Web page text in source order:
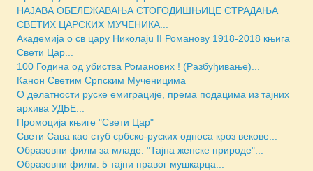
НАЈАВА ОБЕЛЕЖАВАЊА СТОГОДИШЊИЦЕ СТРАДАЊА
СВЕТИХ ЦАРСКИХ МУЧЕНИКА...
Академија о св цару Николајu II Романову 1918-2018 књига
Свети Цар...
100 Година од убиства Романових ! (Разбуђивање)...
Канон Светим Српским Мученицима
O делатности руске емиграције, према подацима из тајних
архива УДБЕ...
Промоција књиге "Свети Цар"
Свети Сава као стуб србско-руских односа кроз векове...
Образовни филм за младе: "Тајна женске природе"...
Образовни филм: 5 тајни правог мушкарца...